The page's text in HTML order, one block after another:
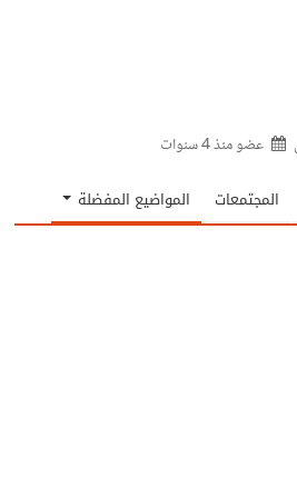
عضو منذ4 سنوات
المجتمعات المواضيع المفضلة